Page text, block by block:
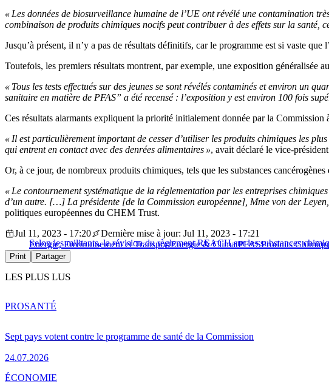
« Les données de biosurveillance humaine de l’UE ont révélé une contamination
combinaison de produits chimiques nocifs peut contribuer à des effets sur la santé,
Jusqu’à présent, il n’y a pas de résultats définitifs, car le programme est si vaste que
Toutefois, les premiers résultats montrent, par exemple, une exposition généralisée
« Tous les tests effectués sur des jeunes se sont révélés contaminés et environ un
sanitaire en matière de PFAS” a été recensé : l’exposition y est environ 100 fois
Ces résultats alarmants expliquent la priorité initialement donnée par la
« Il est particulièrement important de cesser d’utiliser les produits chimiques les
qui entrent en contact avec des denrées alimentaires », avait déclaré le vice-
Or, à ce jour, de nombreux produits chimiques, tels que les substances
« Le contournement systématique de la réglementation par les entreprises
d’un autre. […] La présidente [de la Commission européenne], Mme von der
politiques européennes du CHEM Trust.
Selon les militants, la révision du règlement REACH sur les substances
Jul 11, 2023 - 17:20
Dernière mise à jour: Jul 11, 2023 - 17:21
Energie, Environnement et TransportEnergie & ClimatPFASProduits
Print Partager
LES PLUS LUS
Sept pays votent contre le programme de santé de la Commission
24.07.2026
PROSANTÉ
ÉCONOMIE